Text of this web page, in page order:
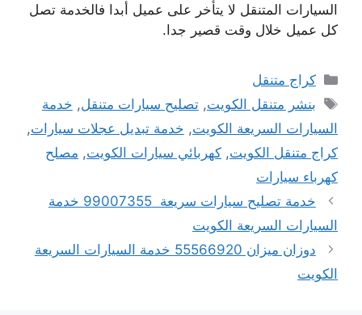
السيارات المتنقل لا يتأخر على عميل أبدا فالخدمة تصل
كل عميل خلال وقت قصير جدا.
التصنيفات
كراج متنقل
الوسوم
بنشر متنقل الكويت,تصليح سيارات متنقل, خدمة
السيارات السريعة الكويت, خدمة تبديل عجلات سيارات,
كراج متنقل الكويت, كهربائي سيارات الكويت, مصلح
كهرباء سيارات
خدمة تصليح سيارات سريعة 99007355 خدمة
السيارات السريعة الكويت
دوزان ميزان 55566920 خدمة السيارات السريعة
الكويت